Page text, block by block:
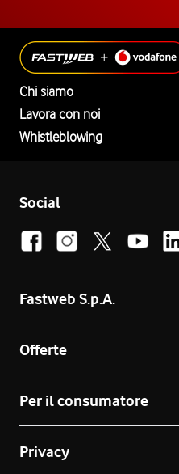
Chi siamo
Lavora con noi
Whistleblowing
Social
Fastweb S.p.A.
Offerte
Per il consumatore
Privacy